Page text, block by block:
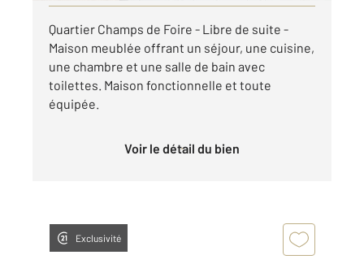
Quartier Champs de Foire - Libre de suite -
Maison meublée offrant un séjour, une cuisine,
une chambre et une salle de bain avec
toilettes. Maison fonctionnelle et toute
équipée.
Voir le détail du bien
Exclusivité